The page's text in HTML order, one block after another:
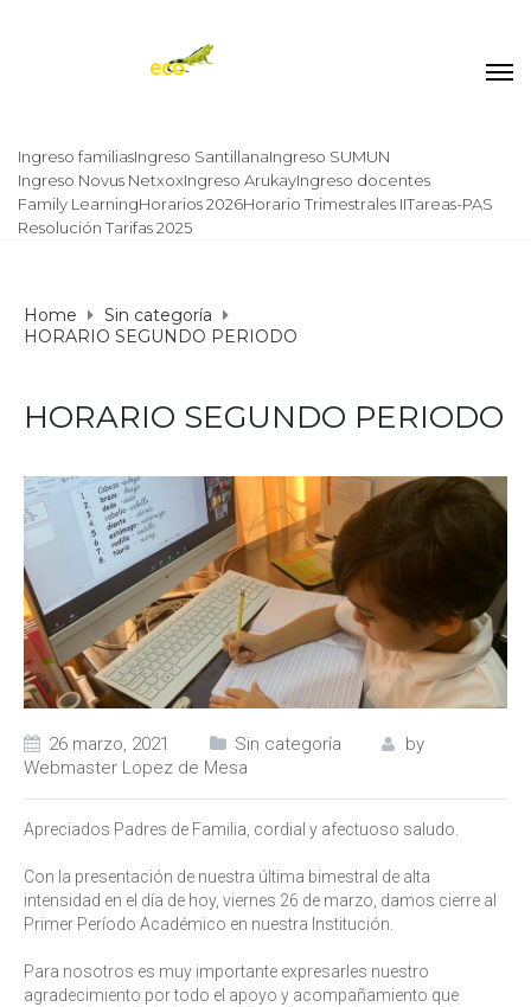
Ingreso familiasIngreso SantillanaIngreso SUMUN
Ingreso Novus NetxoxIngreso ArukayIngreso docentes
Family LearningHorarios 2026Horario Trimestrales IITareas-PAS
Resolución Tarifas 2025
Home
Sin categoría
HORARIO SEGUNDO PERIODO
HORARIO SEGUNDO PERIODO
26 marzo, 2021 Sin categoría
by
Webmaster Lopez de Mesa
Apreciados Padres de Familia, cordial y afectuoso saludo.
Con la presentación de nuestra última bimestral de alta
intensidad en el día de hoy, viernes 26 de marzo, damos cierre al
Primer Período Académico en nuestra Institución.
Para nosotros es muy importante expresarles nuestro
agradecimiento por todo el apoyo y acompañamiento que